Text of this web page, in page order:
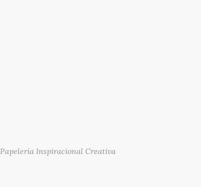
Papelería Inspiracional Creativa